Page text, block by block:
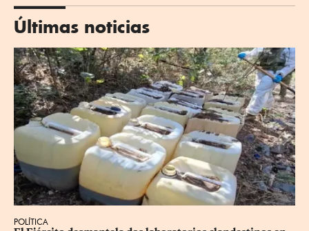
Últimas noticias
POLÍTICA